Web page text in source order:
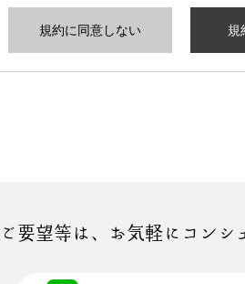
サイト内に掲示し、または通知する追
規約に同意しない 規
要望等は、お気軽にコンシ